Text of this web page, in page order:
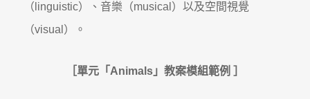
（linguistic）、音樂（musical）以及空間視覺
（visual）。
單元「Animals」教案模組範例 ］